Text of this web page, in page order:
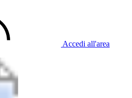
Accedi all'area